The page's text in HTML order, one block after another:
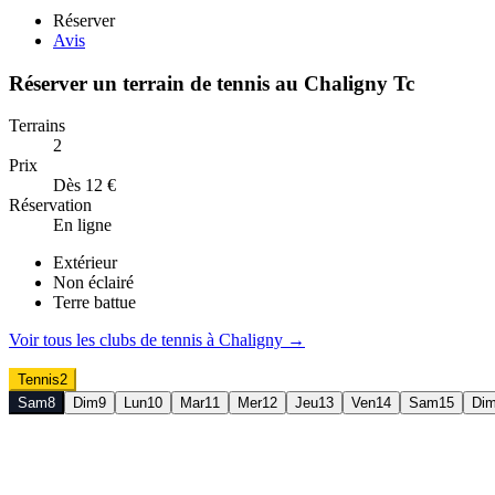
Réserver
Avis
Réserver un terrain de tennis au Chaligny Tc
Terrains
2
Prix
Dès 12 €
Réservation
En ligne
Extérieur
Non éclairé
Terre battue
Voir tous les clubs de tennis à Chaligny →
Tennis2
Sam8 Dim9 Lun10 Mar11 Mer12 Jeu13 Ven14 Sam15 Dim